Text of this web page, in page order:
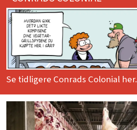
Se tidligere Conrads Colonial her.